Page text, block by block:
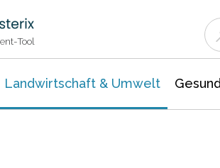
Tool
Landwirtschaft & Umwelt